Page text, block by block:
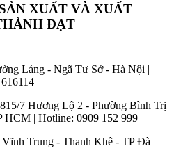
XUẤT VÀ XUẤT
ĐẠT
Láng - Ngã Tư Sở - Hà Nội |
7 Hương Lộ 2 - Phường Bình Trị
| Hotline: 0909 152 999
Trung - Thanh Khê - TP Đà